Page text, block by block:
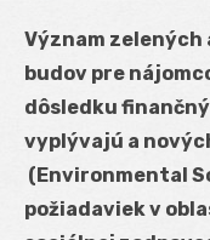
Význam
budov pre
dôsledku
vyplývajú a
(Environmental
požiadaviek v